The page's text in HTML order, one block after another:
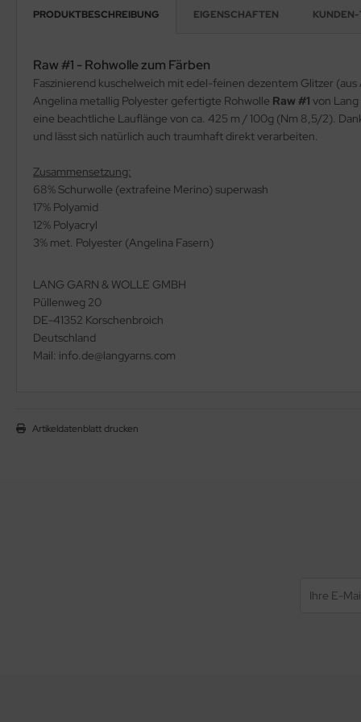
PRODUKTBESCHREIBUNG EIGENSCHAFTEN
Raw #1 - Rohwolle zum Färben
Faszinierend kuschelweich mit edel-feinen dezentem Glitzer
Angelina metallig Polyester gefertigte Rohwolle Raw #1 von
eine beachtliche Lauflänge von ca. 425 m / 100g (Nm 8,5/2).
und lässt sich natürlich auch traumhaft direkt verarbeiten.
Zusammensetzung:
68% Schurwolle (extrafeine Merino) superwash
17% Polyamid
12% Polyacryl
3% met. Polyester (Angelina Fasern)
LANG GARN & WOLLE GMBH
Püllenweg 20
DE-41352 Korschenbroich
Deutschland
Mail: info.de@langyarns.com
Artikeldatenblatt drucken